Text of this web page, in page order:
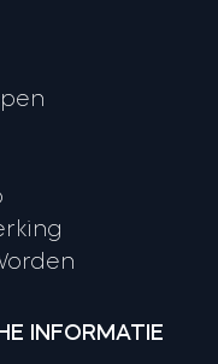
INFORMATIE